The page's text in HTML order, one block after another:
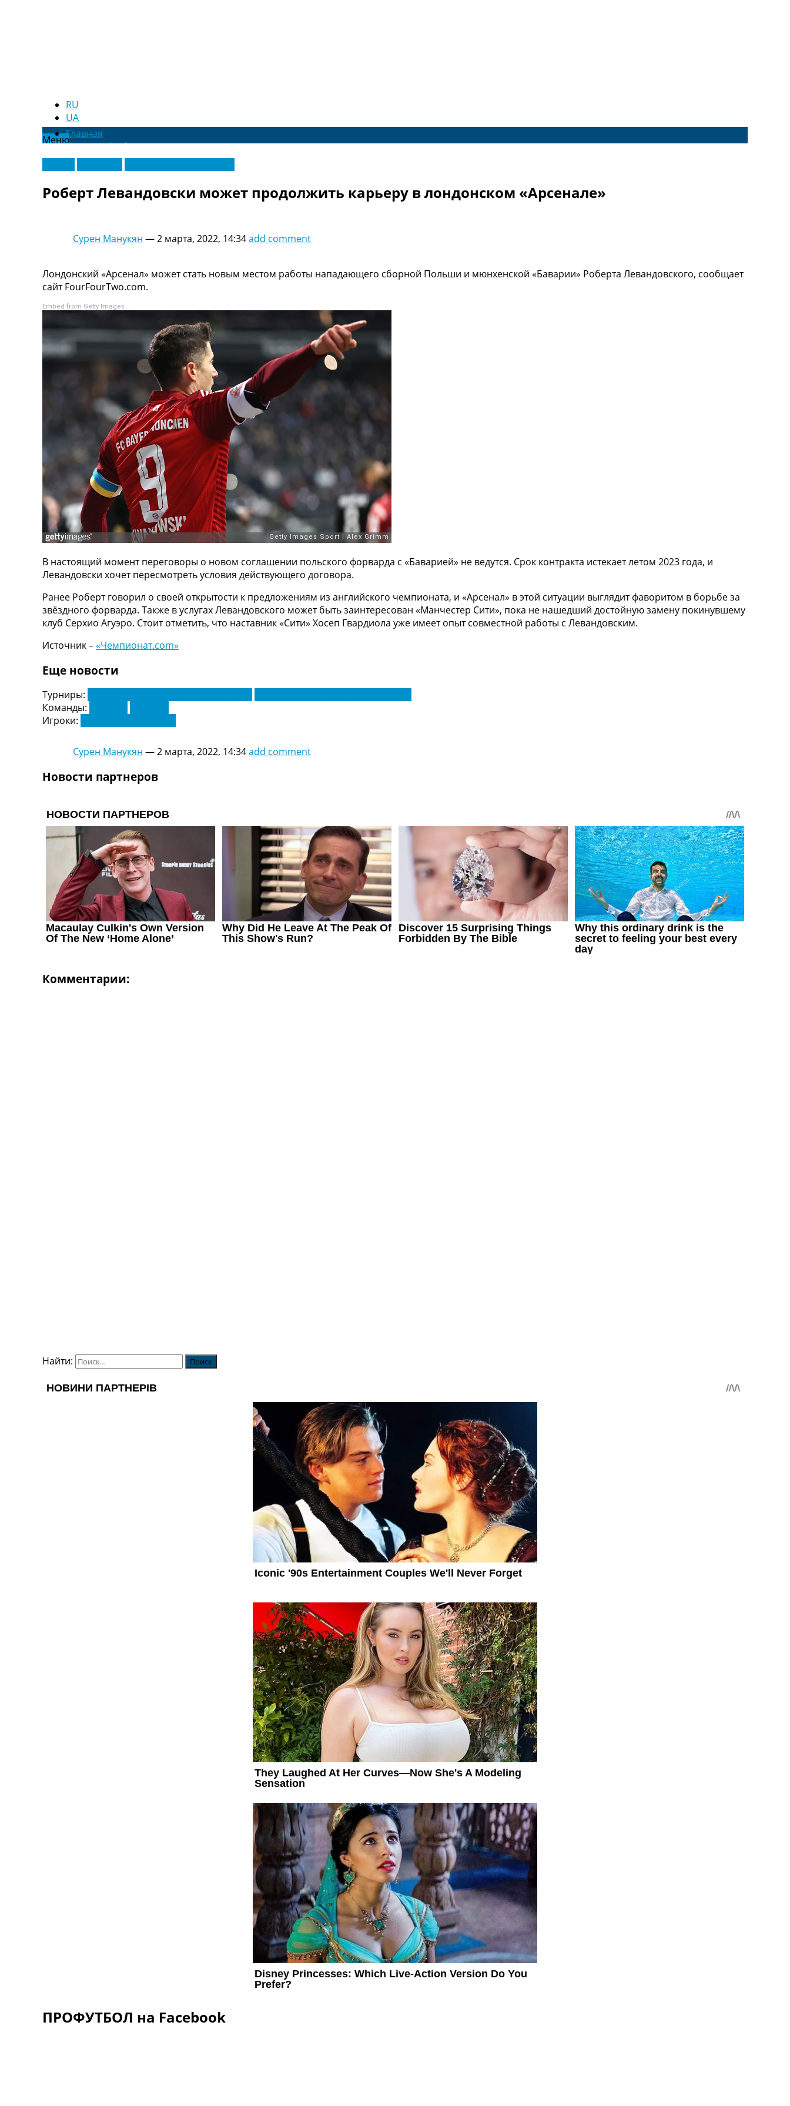
RU
UA
МенюГлавная
Новости футбола
Видео
Трансферы
Новости футбола Украины
Последние комментарии
Рейтинги
Турниры
Чемпионат Мира
Украина. Премьер-Лига
Украина. Первая Лига
Лига Чемпионов
Англия. Премьер Лига
Испания. Ла Лига
Другие Турниры >>>
Таблицы групп Чемпионата Мира
Украина. Премьер-Лига
Украина. Первая Лига
Лига Чемпионов. Таблицы групп
Англия. Премьер-Лига
Испания. Ла Лига
Все таблицы >>>
Рейтинги
Рейтинг стран УЕФА
Рейтинг клубов УЕФА
Рейтинг ФИФА
ТВ программа
UA
Categories
Главная
Новости футбола
Видео
Новости футбола Украины
Конкурс прогнозов
Коллективный прогноз
Турниры
Чемпионат Мира
Украина. Премьер-Лига
Лига Чемпионов
Англия. Премьер Лига
Испания. Ла Лига
Другие Турниры >>>
Таблицы
Таблицы групп Чемпионата Мира
Украина. Премьер-Лига
Украина. Первая Лига
Лига Чемпионов. Таблицы групп
Англия. Премьер-Лига
Испания. Ла Лига
Рейтинг стран УЕФА
Роберт Левандовски может продолжить карьеру в лондонском «Арсенале»
Сурен Манукян —2 марта, 2022, 14:34add comment
Лондонский «Арсенал» может стать новым местом работы нападающего сборной Польши и мюнхенской «Баварии» Роберта Левандовского, сообщает
сайт FourFourTwo.com.
Embed from Getty Images
В настоящий момент переговоры о новом соглашении польского форварда с «Баварией» не ведутся. Срок контракта истекает летом 2023 года, и
Левандовски хочет пересмотреть условия действующего договора.
Ранее Роберт говорил о своей открытости к предложениям из английского чемпионата, и «Арсенал» в этой ситуации выглядит фаворитом в борьбе за
звёздного форварда. Также в услугах Левандовского может быть заинтересован «Манчестер Сити», пока не нашедший достойную замену покинувшему
клуб Серхио Агуэро. Стоит отметить, что наставник «Сити» Хосеп Гвардиола уже имеет опыт совместной работы с Левандовским.
Источник –«Чемпионат.com»
Еще новости
Турниры:
Команды:
Игроки:
Сурен Манукян —2 марта, 2022, 14:34add comment
Новости партнеров
Комментарии:
Найти:
ПРОФУТБОЛ на Facebook